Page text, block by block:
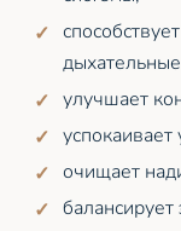
улучшает
успокаивает
очищает